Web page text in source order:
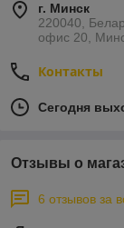
г. Минск
220040,
офис 20,
Контакты
Сегодня
Отзывы о
6 отзывов за